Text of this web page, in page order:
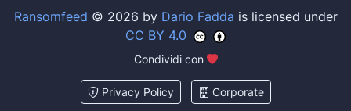
Ransomfeed © 2026 by Dario Fadda is licensed under
CC BY 4.0
Condividi con
Privacy Policy Corporate